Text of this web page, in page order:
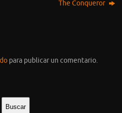
The Conqueror
para publicar un comentario.
Buscar